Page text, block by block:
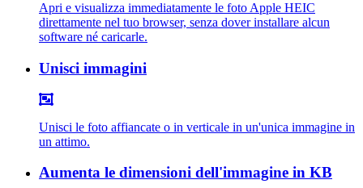
Apri e visualizza immediatamente le foto Apple HEIC
direttamente nel tuo browser, senza dover installare alcun
software né caricarle.
Unisci immagini
Unisci le foto affiancate o in verticale in un'unica immagine in
un attimo.
Aumenta le dimensioni dell'immagine in KB